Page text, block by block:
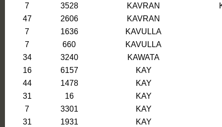
7 3528 KAVRAN
47
2606
KAVRAN
7
1636
KAVULLA
7
660
KAVULLA
34
3240
KAWATA
16
6157
KAY
44
1478
KAY
31
16
KAY
7
3301
KAY
31
1931
KAY